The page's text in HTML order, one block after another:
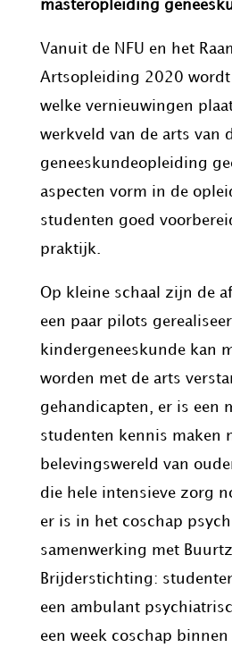
masteropleiding
Vanuit de NFU en het
Artsopleiding 2020 wordt
welke vernieuwingen
werkveld van de arts van
geneeskundeopleiding
aspecten vorm in de
studenten goed
praktijk.
Op kleine schaal zijn de
een paar pilots
kindergeneeskunde kan
worden met de arts
gehandicapten, er is een
studenten kennis maken
belevingswereld van
die hele intensieve zorg
er is in het coschap
samenwerking met
Brijderstichting:
een ambulant
een week coschap binnen